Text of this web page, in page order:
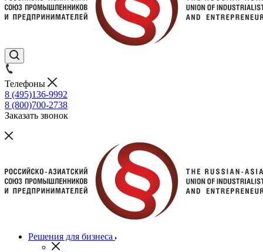
Телефоны
8 (495)136-9992
8 (800)700-2738
Заказать звонок
Решения для бизнеса